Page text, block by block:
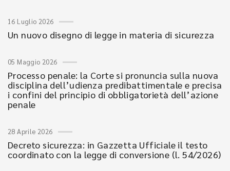
16 Luglio 2026
Un nuovo disegno di legge in materia di sicurezza
05 Maggio 2026
Processo penale: la Corte si pronuncia sulla nuova
disciplina dell’udienza predibattimentale e precisa
i confini del principio di obbligatorietà dell’azione
penale
28 Aprile 2026
Decreto sicurezza: in Gazzetta Ufficiale il testo
coordinato con la legge di conversione (l. 54/2026)